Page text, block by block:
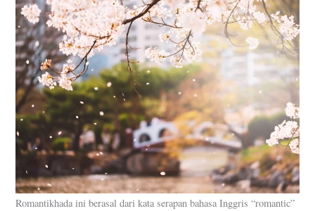
Romantikhada ini berasal dari kata serapan bahasa Inggris “romantic”